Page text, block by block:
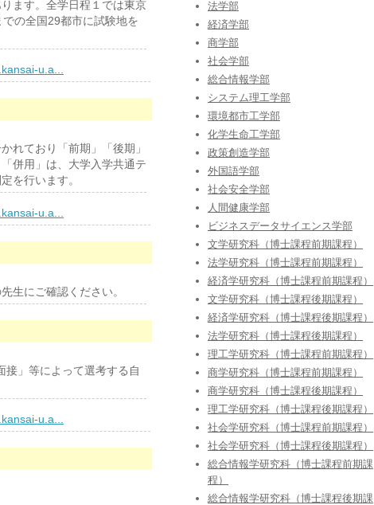
ます。全学日程１では東京
の全国29都市に試験地を
u.a...
れており「前期」「後期」
併用」は、大学入学共通テ
を行います。
u.a...
生にご確認ください。
接」等によって選考する自
u.a...
法学部
経済学部
商学部
社会学部
総合情報学部
システム理工学部
環境都市工学部
化学生命工学部
政策創造学部
外国語学部
社会安全学部
人間健康学部
ビジネスデータサイエンス学部
文学研究科（博士課程前期課程）
法学研究科（博士課程前期課程）
経済学研究科（博士課程前期課程）
文学研究科（博士課程後期課程）
経済学研究科（博士課程後期課程）
法学研究科（博士課程後期課程）
理工学研究科（博士課程前期課程）
商学研究科（博士課程前期課程）
商学研究科（博士課程後期課程）
理工学研究科（博士課程後期課程）
社会学研究科（博士課程前期課程）
社会学研究科（博士課程後期課程）
総合情報学研究科（博士課程前期課
程）
総合情報学研究科（博士課程後期課